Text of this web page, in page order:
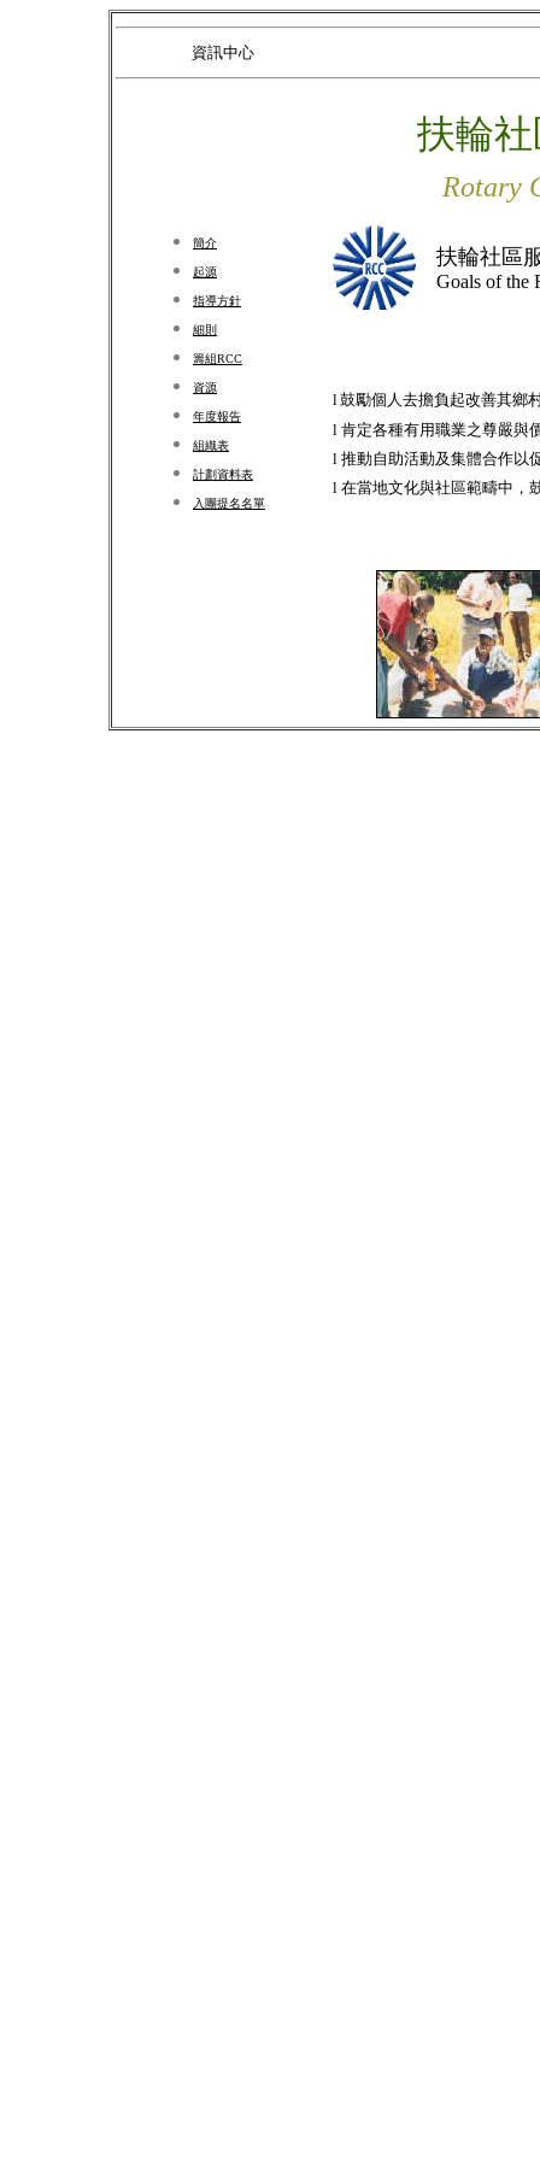
資訊中心
扶輪
Rotary
簡介
起源
指導方針
細則
籌組RCC
資源
年度報告
組織表
計劃資料表
入團提名名單
扶輪社區
Goals of the
l鼓勵個人去擔負起改善其鄉
l 肯定各種有用職業之尊嚴與
l 推動自助活動及集體合作以
l 在當地文化與社區範疇中，